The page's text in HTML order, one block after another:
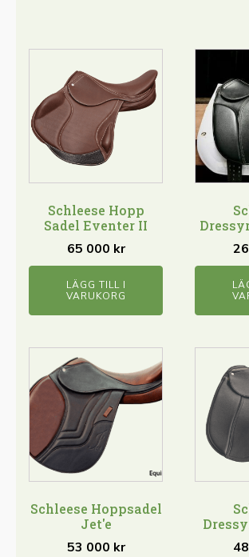
Schleese Hopp
Sadel Eventer II
65 000 kr
LÄGG TILL I
VARUKORG
Schleese Hoppsadel
Jet'e
53 000 kr